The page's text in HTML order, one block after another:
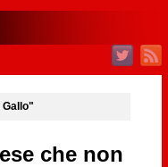
che non